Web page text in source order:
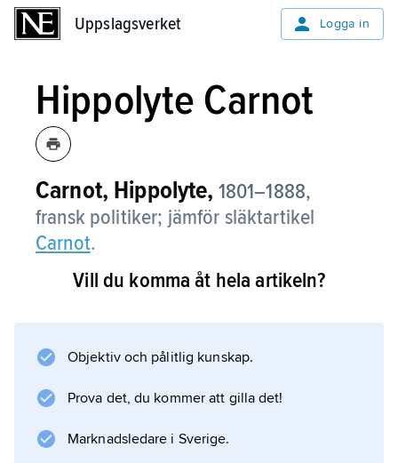
Uppslagsverket Logga in
Hippolyte Carnot
Carnot, Hippolyte, 1801–1888,
fransk politiker; jämför släktartikel
Carnot.
Carnot följde 1815 fadern i exil. Efter dennes
undervisningsminister men avgick samma år.
utformningen av tredje republikens författning
och valdes 1875 till senator på livstid.
Vill du komma åt hela artikeln?
Objektiv och pålitlig kunskap.
Prova det, du kommer att gilla det!
Marknadsledare i Sverige.